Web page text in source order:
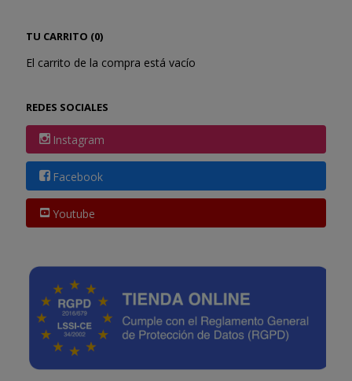
TU CARRITO (0)
El carrito de la compra está vacío
REDES SOCIALES
Instagram
Facebook
Youtube